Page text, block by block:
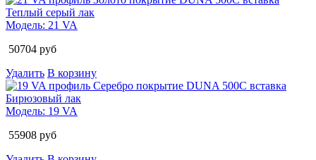
Модель: 21 VA
50704 руб
Удалить В корзину
Модель: 19 VA
55908 руб